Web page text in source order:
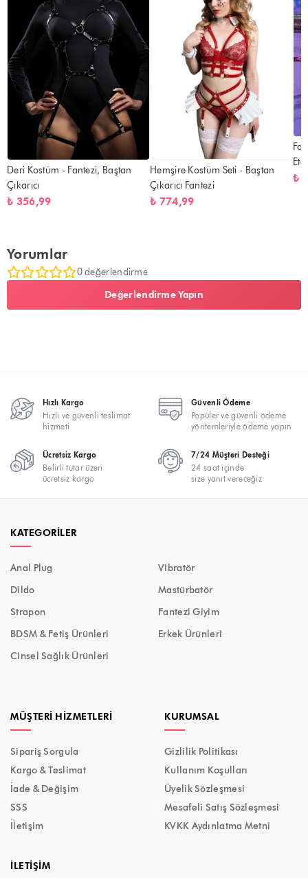
Deri Kostüm - Fantezi, Baştan
Çıkarıcı
₺ 356,99
Hemşire Kostüm Seti - Baştan
Çıkarıcı Fantezi
₺ 774,99
₺
Yorumlar
0 değerlendirme
Değerlendirme Yapın
Hızlı Kargo
Hızlı ve güvenli teslimat
hizmeti
Güvenli Ödeme
Popüler ve güvenli ödeme
yöntemleriyle ödeme yapın
Ücretsiz Kargo
Belirli tutar üzeri
ücretsiz kargo
7/24 Müşteri Desteği
24 saat içinde
size yanıt vereceğiz
KATEGORILER
Anal Plug
Vibratör
Dildo
Mastürbatör
Strapon
Fantezi Giyim
BDSM & Fetiş Ürünleri
Erkek Ürünleri
Cinsel Sağlık Ürünleri
MÜŞTERI HIZMETLERI
Sipariş Sorgula
Kargo & Teslimat
İade & Değişim
SSS
İletişim
KURUMSAL
Gizlilik Politikası
Kullanım Koşulları
Üyelik Sözleşmesi
Mesafeli Satış Sözleşmesi
KVKK Aydınlatma Metni
İLETIŞIM